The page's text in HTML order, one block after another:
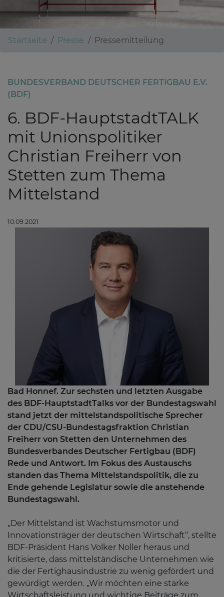
Kettnaker
Startseite Presse Pressemitteilung
BUNDESVERBAND DEUTSCHER FERTIGBAU E.V.
(BDF)
6. BDF-HauptstadtTALK
mit Unionspolitiker
Christian Freiherr von
Stetten zum Thema
Mittelstand
10.09.2021
Bad Honnef. Zur sechsten und letzten Ausgabe
des BDF-HauptstadtTalks vor der Bundestagswahl
stand jetzt der mittelstandspolitische Sprecher
der CDU/CSU-Bundestagsfraktion Christian
Freiherr von Stetten den Unternehmen des
Bundesverbandes Deutscher Fertigbau (BDF)
Rede und Antwort. Im Fokus des Austauschs
standen das Thema Mittelstandspolitik, die zu
Ende gehende Legislatur sowie die anstehende
Bundestagswahl.
„Der Mittelstand ist Wachstumsmotor und
Innovationsträger der deutschen Wirtschaft“, stellte
BDF-Präsident Hans Volker Noller heraus und
kritisierte, dass mittelständische Unternehmen wie
die der Fertighausindustrie zu wenig gefördert und
gewürdigt werden. „Wir möchten eine starke